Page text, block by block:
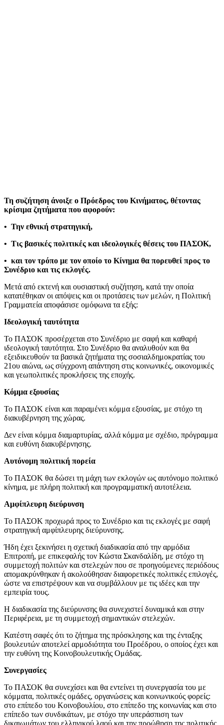
Τη συζήτηση άνοιξε ο Πρόεδρος του Κινήματος, θέτοντας
κρίσιμα ζητήματα που αφορούν:
•⁠ ⁠Την εθνική στρατηγική,
•⁠ ⁠Τις βασικές πολιτικές και ιδεολογικές θέσεις του ΠΑΣΟΚ,
•⁠ ⁠και τον τρόπο με τον οποίο το Κίνημα θα πορευθεί προς το
Συνέδριο και τις εκλογές.
Μετά από εκτενή και ουσιαστική συζήτηση, κατά την οποία
κατατέθηκαν οι απόψεις και οι προτάσεις των μελών, η Πολιτική
Γραμματεία αποφάσισε ομόφωνα τα εξής:
⁠Ιδεολογική ταυτότητα
Το ΠΑΣΟΚ προσέρχεται στο Συνέδριο με σαφή και καθαρή
ιδεολογική ταυτότητα. Στο Συνέδριο θα αναλυθούν και θα
εξειδικευθούν τα βασικά ζητήματα της σοσιαλδημοκρατίας του
21ου αιώνα, ως σύγχρονη απάντηση στις κοινωνικές, οικονομικές
και γεωπολιτικές προκλήσεις της εποχής.
Κόμμα εξουσίας
Το ΠΑΣΟΚ είναι και παραμένει κόμμα εξουσίας, με στόχο τη
διακυβέρνηση της χώρας.
Δεν είναι κόμμα διαμαρτυρίας, αλλά κόμμα με σχέδιο, πρόγραμμα
και ευθύνη διακυβέρνησης.
Αυτόνομη πολιτική πορεία
Το ΠΑΣΟΚ θα δώσει τη μάχη των εκλογών ως αυτόνομο πολιτικό
κίνημα, με πλήρη πολιτική και προγραμματική αυτοτέλεια.
Αμφίπλευρη διεύρυνση
Το ΠΑΣΟΚ προχωρά προς το Συνέδριο και τις εκλογές με σαφή
στρατηγική αμφίπλευρης διεύρυνσης.
Ήδη έχει ξεκινήσει η σχετική διαδικασία από την αρμόδια
Επιτροπή, με επικεφαλής τον Κώστα Σκανδαλίδη, με στόχο τη
συμμετοχή πολιτών και στελεχών που σε προηγούμενες περιόδους
απομακρύνθηκαν ή ακολούθησαν διαφορετικές πολιτικές επιλογές,
ώστε να επιστρέψουν και να συμβάλλουν με τις ιδέες και την
εμπειρία τους.
Η διαδικασία της διεύρυνσης θα συνεχιστεί δυναμικά και στην
Περιφέρεια, με τη συμμετοχή σημαντικών στελεχών.
Κατέστη σαφές ότι το ζήτημα της πρόσκλησης και της ένταξης
βουλευτών αποτελεί αρμοδιότητα του Προέδρου, ο οποίος έχει και
την ευθύνη της Κοινοβουλευτικής Ομάδας.
Συνεργασίες
Το ΠΑΣΟΚ θα συνεχίσει και θα εντείνει τη συνεργασία του με
κόμματα, πολιτικές ομάδες, οργανώσεις και κοινωνικούς φορείς:
στο επίπεδο του Κοινοβουλίου, στο επίπεδο της κοινωνίας και στο
επίπεδο των συνδικάτων, με στόχο την υπεράσπιση των
δικαιωμάτων του ελληνικού λαού και την προώθηση της πολιτικής